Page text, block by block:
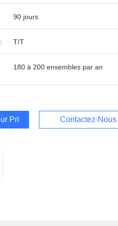
90 jours
T/T
180 à 200 ensembles par an
Prix Contactez-Nous